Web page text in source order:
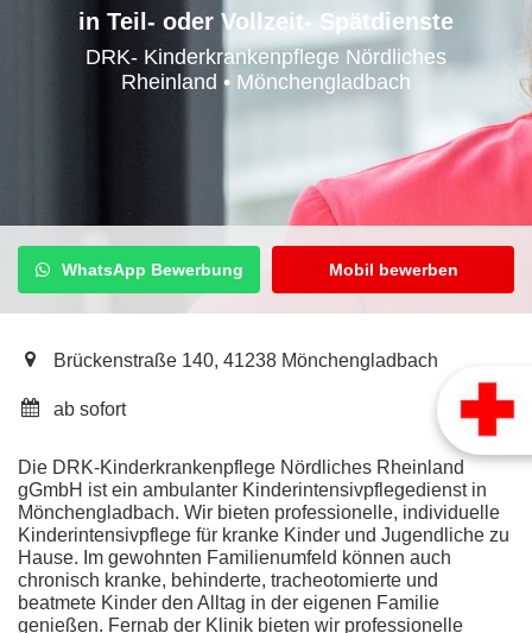
in Teil- oder Vollzeit- Spätdienste
DRK- Kinderkrankenpflege Nördliches
Rheinland • Mönchengladbach
WhatsApp Bewerbung Mobil bewerben
Brückenstraße 140, 41238 Mönchengladbach
ab sofort
Die DRK-Kinderkrankenpflege Nördliches Rheinland
gGmbH ist ein ambulanter Kinderintensivpflegedienst in
Mönchengladbach. Wir bieten professionelle, individuelle
Kinderintensivpflege für kranke Kinder und Jugendliche zu
Hause. Im gewohnten Familienumfeld können auch
chronisch kranke, behinderte, tracheotomierte und
beatmete Kinder den Alltag in der eigenen Familie
genießen. Fernab der Klinik bieten wir professionelle